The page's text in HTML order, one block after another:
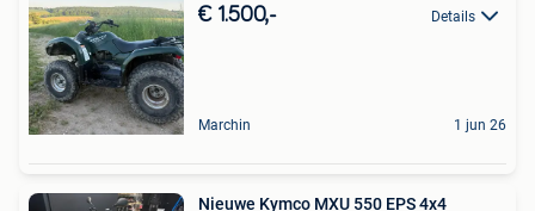
€ 1.500,- Details
Marchin 1 jun 26
Nieuwe Kymco MXU 550 EPS 4x4